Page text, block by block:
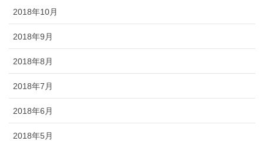
2018年10月
2018年9月
2018年8月
2018年7月
2018年6月
2018年5月